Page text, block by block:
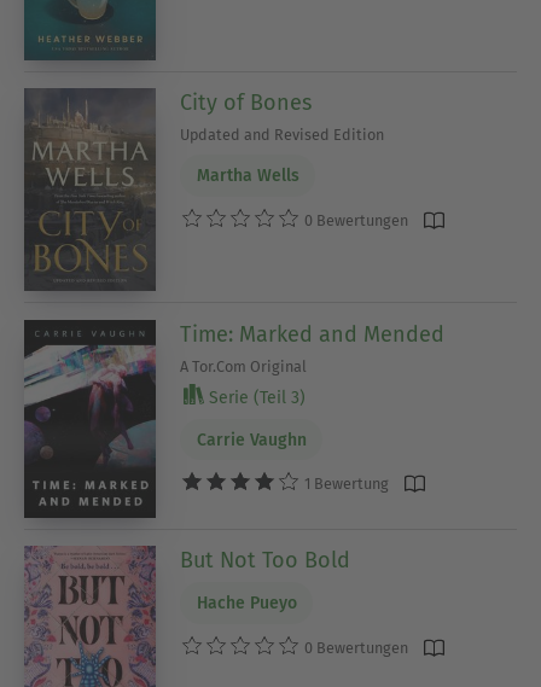
City of Bones
Updated and Revised Edition
Martha Wells
0 Bewertungen
Time: Marked and Mended
A Tor.Com Original
Serie (Teil 3)
Carrie Vaughn
1 Bewertung
But Not Too Bold
Hache Pueyo
0 Bewertungen